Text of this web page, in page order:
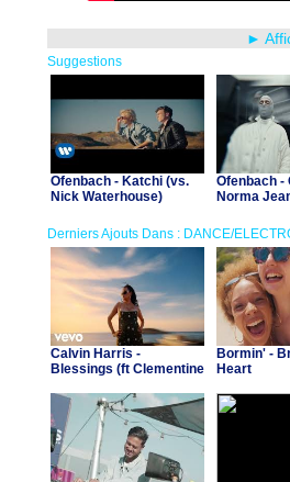
►
Suggestions
Ofenbach - Katchi (vs.
Nick Waterhouse)
Ofenbach -
Norma
Derniers Ajouts Dans : DANCE/
Calvin Harris -
Blessings (ft Clementine
Bormin' -
Heart